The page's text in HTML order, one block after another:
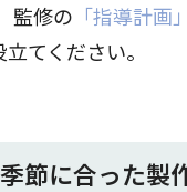
監修の 「指導計画」
てください。
節に合った製